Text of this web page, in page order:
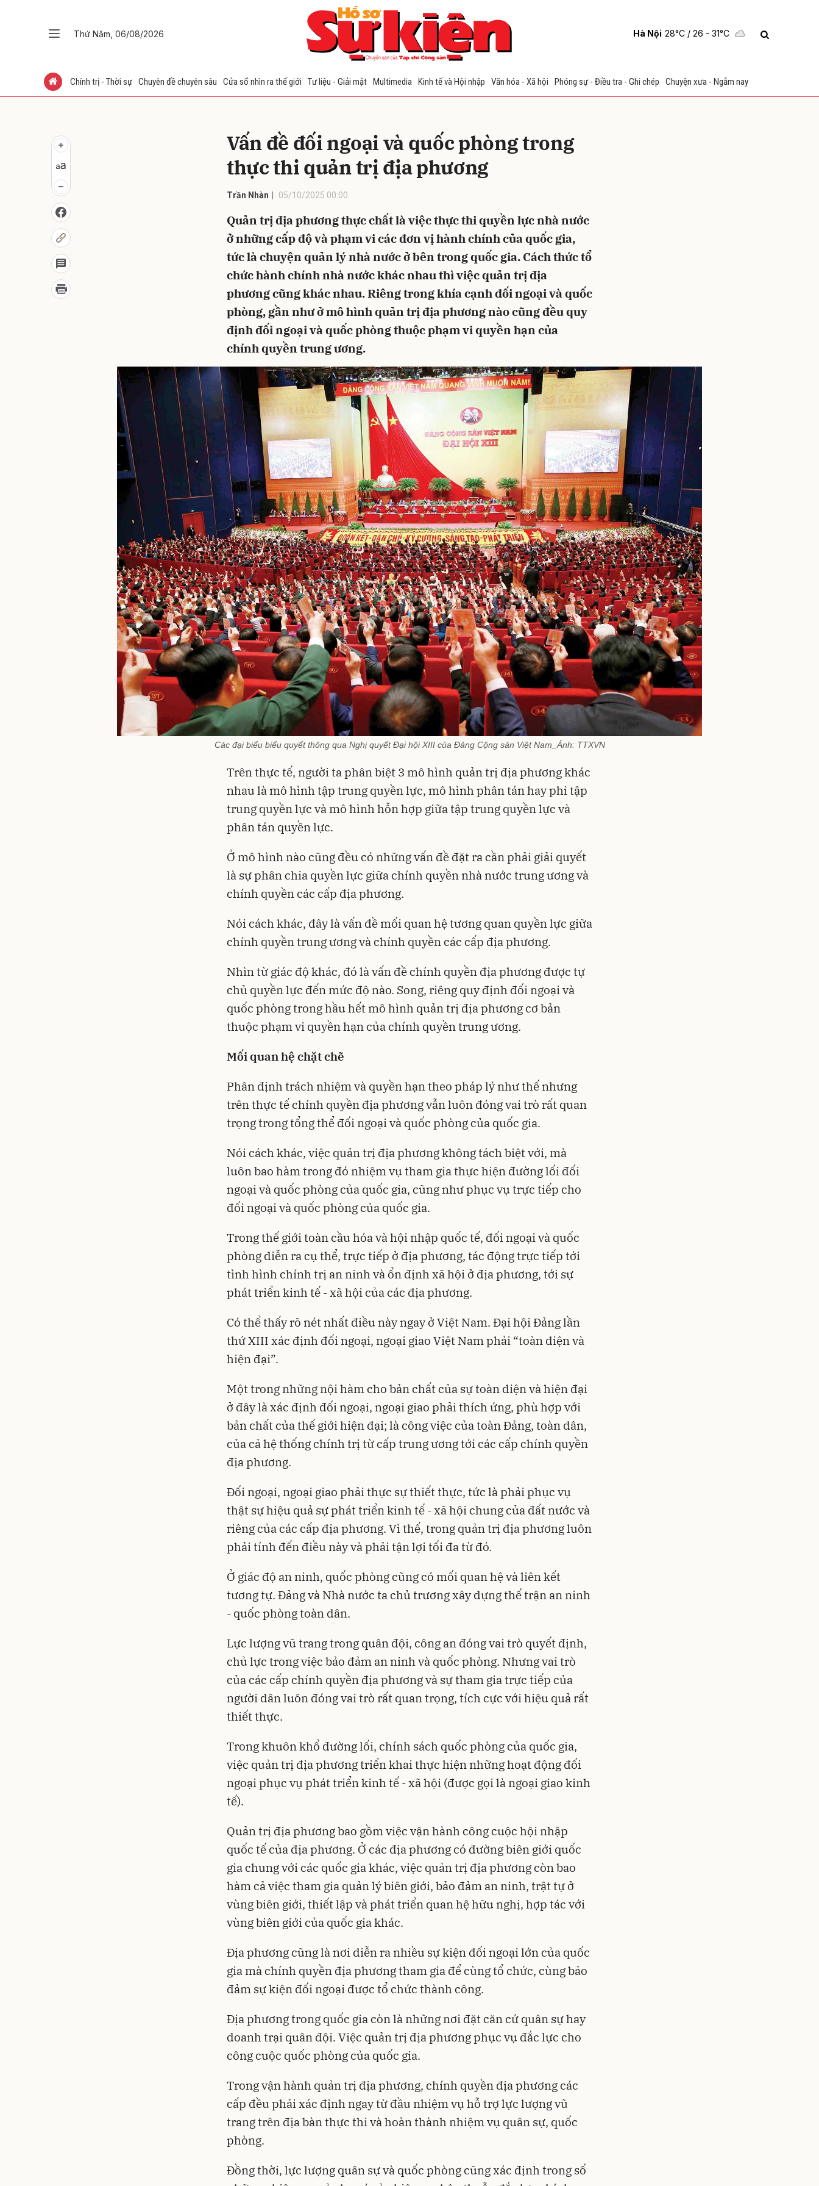
Thứ Năm, 06/08/2026 Hà Nội 28°C / 26 - 31°C
Chính trị - Thời sự Chuyên đề chuyên sâu Cửa sổ nhìn ra thế giới Tư liệu - Giải mật Multimedia Kinh tế và Hội nhập Văn hóa - Xã hội Phóng sự - Điều tra - Ghi chép Chuyện xưa - Ngẫm nay
Vấn đề đối ngoại và quốc phòng trong
thực thi quản trị địa phương
Trần Nhàn 05/10/2025 00:00
Quản trị địa phương thực chất là việc thực thi quyền lực nhà nước
ở những cấp độ và phạm vi các đơn vị hành chính của quốc gia,
tức là chuyện quản lý nhà nước ở bên trong quốc gia. Cách thức tổ
chức hành chính nhà nước khác nhau thì việc quản trị địa
phương cũng khác nhau. Riêng trong khía cạnh đối ngoại và quốc
phòng, gần như ở mô hình quản trị địa phương nào cũng đều quy
định đối ngoại và quốc phòng thuộc phạm vi quyền hạn của
chính quyền trung ương.
Các đại biểu biểu quyết thông qua Nghị quyết Đại hội XIII của Đảng Cộng sản Việt Nam_Ảnh: TTXVN
Trên thực tế, người ta phân biệt 3 mô hình quản trị địa phương khác
nhau là mô hình tập trung quyền lực, mô hình phân tán hay phi tập
trung quyền lực và mô hình hỗn hợp giữa tập trung quyền lực và
phân tán quyền lực.
Ở mô hình nào cũng đều có những vấn đề đặt ra cần phải giải quyết
là sự phân chia quyền lực giữa chính quyền nhà nước trung ương và
chính quyền các cấp địa phương.
Nói cách khác, đây là vấn đề mối quan hệ tương quan quyền lực giữa
chính quyền trung ương và chính quyền các cấp địa phương.
Nhìn từ giác độ khác, đó là vấn đề chính quyền địa phương được tự
chủ quyền lực đến mức độ nào. Song, riêng quy định đối ngoại và
quốc phòng trong hầu hết mô hình quản trị địa phương cơ bản
thuộc phạm vi quyền hạn của chính quyền trung ương.
Mối quan hệ chặt chẽ
Phân định trách nhiệm và quyền hạn theo pháp lý như thế nhưng
trên thực tế chính quyền địa phương vẫn luôn đóng vai trò rất quan
trọng trong tổng thể đối ngoại và quốc phòng của quốc gia.
Nói cách khác, việc quản trị địa phương không tách biệt với, mà
luôn bao hàm trong đó nhiệm vụ tham gia thực hiện đường lối đối
ngoại và quốc phòng của quốc gia, cũng như phục vụ trực tiếp cho
đối ngoại và quốc phòng của quốc gia.
Trong thế giới toàn cầu hóa và hội nhập quốc tế, đối ngoại và quốc
phòng diễn ra cụ thể, trực tiếp ở địa phương, tác động trực tiếp tới
tình hình chính trị an ninh và ổn định xã hội ở địa phương, tới sự
phát triển kinh tế - xã hội của các địa phương.
Có thể thấy rõ nét nhất điều này ngay ở Việt Nam. Đại hội Đảng lần
thứ XIII xác định đối ngoại, ngoại giao Việt Nam phải “toàn diện và
hiện đại”.
Một trong những nội hàm cho bản chất của sự toàn diện và hiện đại
ở đây là xác định đối ngoại, ngoại giao phải thích ứng, phù hợp với
bản chất của thế giới hiện đại; là công việc của toàn Đảng, toàn dân,
của cả hệ thống chính trị từ cấp trung ương tới các cấp chính quyền
địa phương.
Đối ngoại, ngoại giao phải thực sự thiết thực, tức là phải phục vụ
thật sự hiệu quả sự phát triển kinh tế - xã hội chung của đất nước và
riêng của các cấp địa phương. Vì thế, trong quản trị địa phương luôn
phải tính đến điều này và phải tận lợi tối đa từ đó.
Ở giác độ an ninh, quốc phòng cũng có mối quan hệ và liên kết
tương tự. Đảng và Nhà nước ta chủ trương xây dựng thế trận an ninh
- quốc phòng toàn dân.
Lực lượng vũ trang trong quân đội, công an đóng vai trò quyết định,
chủ lực trong việc bảo đảm an ninh và quốc phòng. Nhưng vai trò
của các cấp chính quyền địa phương và sự tham gia trực tiếp của
người dân luôn đóng vai trò rất quan trọng, tích cực với hiệu quả rất
thiết thực.
Trong khuôn khổ đường lối, chính sách quốc phòng của quốc gia,
việc quản trị địa phương triển khai thực hiện những hoạt động đối
ngoại phục vụ phát triển kinh tế - xã hội (được gọi là ngoại giao kinh
tế).
Quản trị địa phương bao gồm việc vận hành công cuộc hội nhập
quốc tế của địa phương. Ở các địa phương có đường biên giới quốc
gia chung với các quốc gia khác, việc quản trị địa phương còn bao
hàm cả việc tham gia quản lý biên giới, bảo đảm an ninh, trật tự ở
vùng biên giới, thiết lập và phát triển quan hệ hữu nghị, hợp tác với
vùng biên giới của quốc gia khác.
Địa phương cũng là nơi diễn ra nhiều sự kiện đối ngoại lớn của quốc
gia mà chính quyền địa phương tham gia để cùng tổ chức, cùng bảo
đảm sự kiện đối ngoại được tổ chức thành công.
Địa phương trong quốc gia còn là những nơi đặt căn cứ quân sự hay
doanh trại quân đội. Việc quản trị địa phương phục vụ đắc lực cho
công cuộc quốc phòng của quốc gia.
Trong vận hành quản trị địa phương, chính quyền địa phương các
cấp đều phải xác định ngay từ đầu nhiệm vụ hỗ trợ lực lượng vũ
trang trên địa bàn thực thi và hoàn thành nhiệm vụ quân sự, quốc
phòng.
Đồng thời, lực lượng quân sự và quốc phòng cũng xác định trong số